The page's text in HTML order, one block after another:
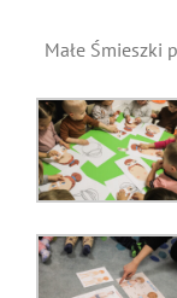
Małe Śmieszki